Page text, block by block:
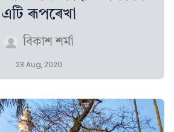
এটি ৰূপৰেখা
বিকাশ শৰ্মা
23 Aug, 2020